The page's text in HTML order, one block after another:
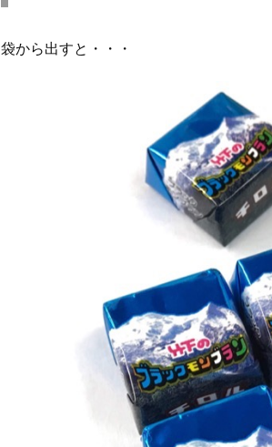
袋から出すと・・・